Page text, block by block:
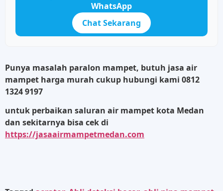
WhatsApp
Chat Sekarang
Punya masalah paralon mampet, butuh jasa air
mampet harga murah cukup hubungi kami 0812
1324 9197
untuk perbaikan saluran air mampet kota Medan
dan sekitarnya bisa cek di
https://jasaairmampetmedan.com